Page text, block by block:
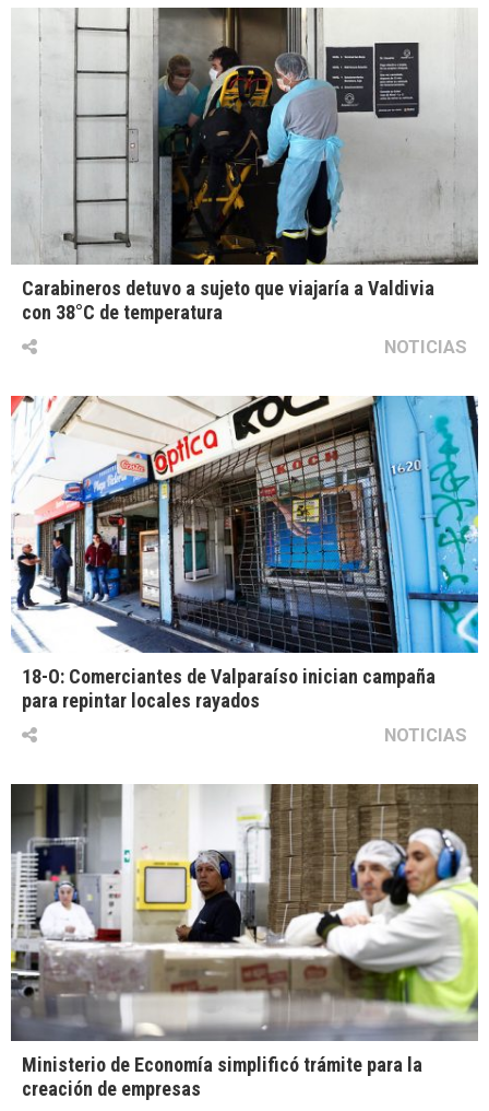
Carabineros detuvo a sujeto que viajaría a Valdivia
con 38°C de temperatura
NOTICIAS
18-O: Comerciantes de Valparaíso inician campaña
para repintar locales rayados
NOTICIAS
Ministerio de Economía simplificó trámite para la
creación de empresas